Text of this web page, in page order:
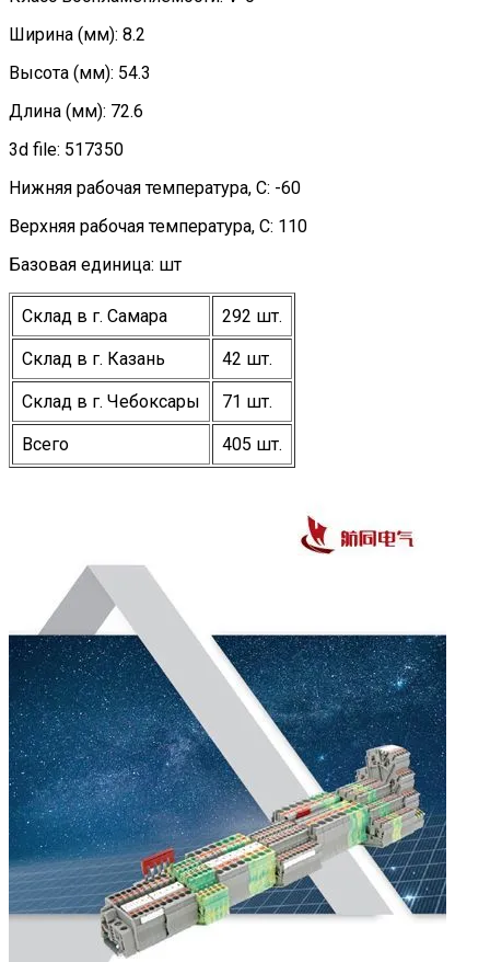
Ширина (мм): 8.2
Высота (мм): 54.3
Длина (мм): 72.6
3d file: 517350
Нижняя рабочая температура, C: -60
Верхняя рабочая температура, C: 110
Базовая единица: шт
Склад в г. Самара 292 шт.
Склад в г. Казань 42 шт.
Склад в г. Чебоксары 71 шт.
Всего 405 шт.